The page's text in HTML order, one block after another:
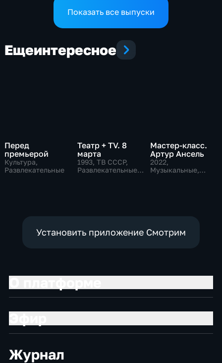
Показать все выпуски
Ещеинтересное
Перед
премьерой
Культура,
Развлекательные
Театр + TV. 8
марта
1993, ТВ СССР,
Развлекательные,
Мастер-класс.
Артур Ансель
2022,
Музыкальные,
Установить приложение Смотрим
Журнал